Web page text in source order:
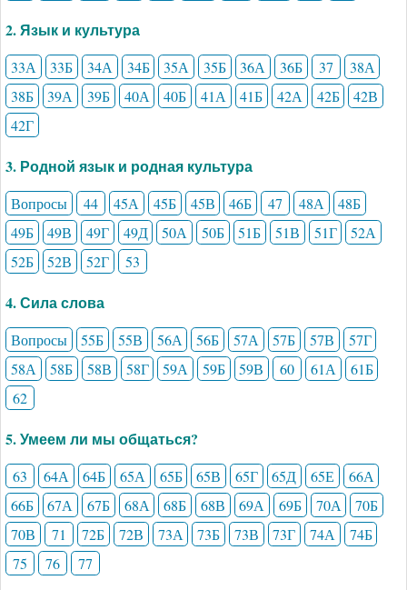
2. Язык и культура
33А 33Б 34А 34Б 35А 35Б 36А 36Б 37
38А
38Б
39А 39Б 40А 40Б 41А 41Б 42А 42Б
42В
42Г
3. Родной язык и родная культура
Вопросы 44 45А 45Б 45В 46Б 47 48А
48Б
49Б
49В 49Г 49Д 50А 50Б 51Б 51В 51Г
52А
52Б
52В 52Г 53
4. Сила слова
Вопросы 55Б 55В 56А 56Б 57А 57Б 57В
57Г
58А
58Б 58В 58Г 59А 59Б 59В 60 61А
61Б
62
5. Умеем ли мы общаться?
63 64А 64Б 65А 65Б 65В 65Г 65Д 65Е
66А
66Б
67А 67Б 68А 68Б 68В 69А 69Б 70А
70Б
70В
71 72Б 72В 73А 73Б 73В 73Г 74А
74Б
75
76 77